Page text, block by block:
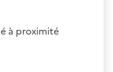
à proximité